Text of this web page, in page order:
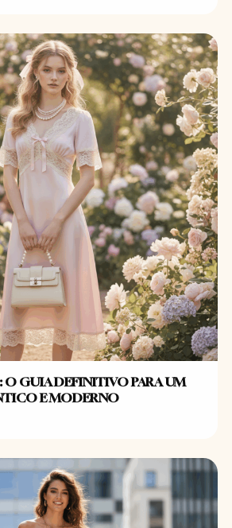
O GUIA DEFINITIVO PARA UM
E MODERNO